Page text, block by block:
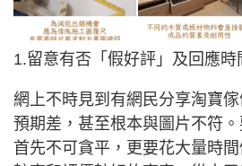
1.留意有否「假好評」及回應時
網上不時見到有網民分享淘寶
預期差，甚至根本與圖片不符。
首先不可貪平，更要花大量時